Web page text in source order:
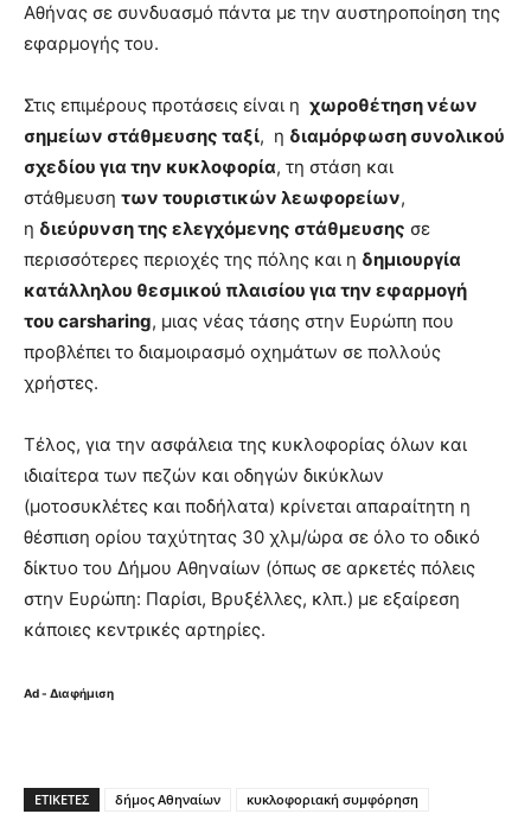
Αθήνας σε συνδυασμό πάντα με την αυστηροποίηση της
εφαρμογής του.
Στις επιμέρους προτάσεις είναι η χωροθέτηση νέων
σημείων στάθμευσης ταξί, η διαμόρφωση συνολικού
σχεδίου για την κυκλοφορία, τη στάση και
στάθμευση των τουριστικών λεωφορείων,
η διεύρυνση της ελεγχόμενης στάθμευσης σε
περισσότερες περιοχές της πόλης και η δημιουργία
κατάλληλου θεσμικού πλαισίου για την εφαρμογή
του carsharing, μιας νέας τάσης στην Ευρώπη που
προβλέπει το διαμοιρασμό οχημάτων σε πολλούς
χρήστες.
Τέλος, για την ασφάλεια της κυκλοφορίας όλων και
ιδιαίτερα των πεζών και οδηγών δικύκλων
(μοτοσυκλέτες και ποδήλατα) κρίνεται απαραίτητη η
θέσπιση ορίου ταχύτητας 30 χλμ/ώρα σε όλο το οδικό
δίκτυο του Δήμου Αθηναίων (όπως σε αρκετές πόλεις
στην Ευρώπη: Παρίσι, Βρυξέλλες, κλπ.) με εξαίρεση
κάποιες κεντρικές αρτηρίες.
Ad - Διαφήμιση
ΕΤΙΚΈΤΕΣ δήμος Αθηναίων κυκλοφοριακή συμφόρηση